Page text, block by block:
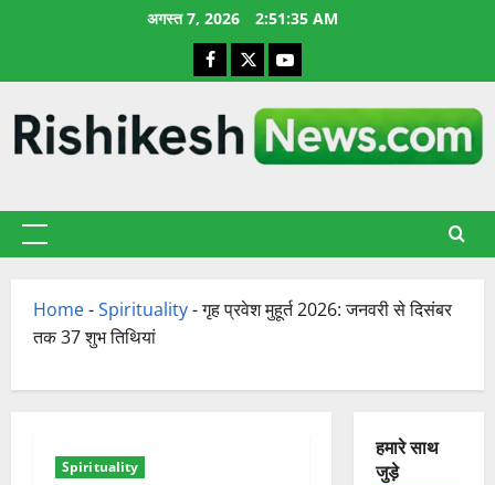
अगस्त 7, 2026 2:51:36 AM
Facebook
X YouTube
प्राथमिक
Home-Spirituality-गृह प्रवेश मुहूर्त 2026: जनवरी से दिसंबर
तक 37 शुभ तिथियां
Spirituality
हमारे साथ
जुड़े